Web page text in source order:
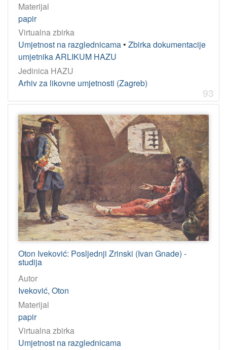
Materijal
papir
Virtualna zbirka
Umjetnost na razglednicama • Zbirka dokumentacije
umjetnika ARLIKUM HAZU
Jedinica HAZU
Arhiv za likovne umjetnosti (Zagreb)
93
Oton Iveković: Posljednji Zrinski (Ivan Gnade) -
studija
Autor
Iveković, Oton
Materijal
papir
Virtualna zbirka
Umjetnost na razglednicama